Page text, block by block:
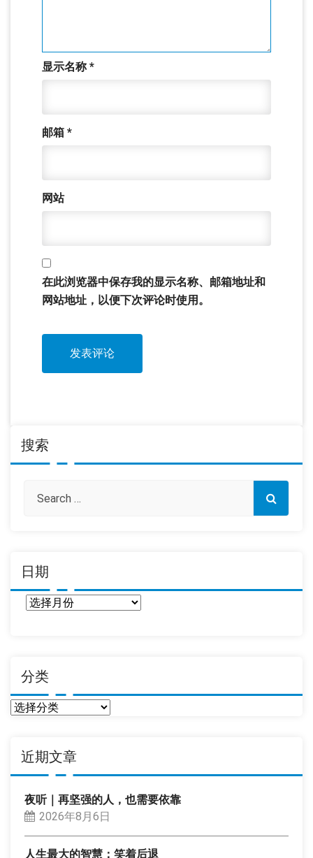
显示名称*
邮箱 *
网站
在此浏览器中保存我的显示名称、邮箱地址和
网站地址，以便下次评论时使用。
搜索
日期
分类
分
近期文章
夜听｜再坚强的人，也需要依靠
2026年8月6日
人生最大的智慧：笑着后退